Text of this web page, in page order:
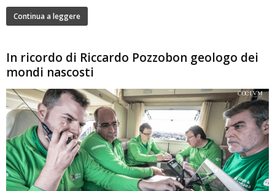
Continua a leggere
In ricordo di Riccardo Pozzobon geologo dei
mondi nascosti